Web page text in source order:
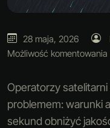
28 maja, 2026
Możliwość komentowania
Operatorzy
problemem: warunki
sekund obniżyć